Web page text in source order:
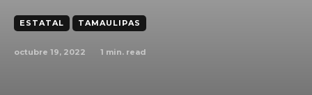
ESTATAL TAMAULIPAS
octubre 19, 2022 1 min. read